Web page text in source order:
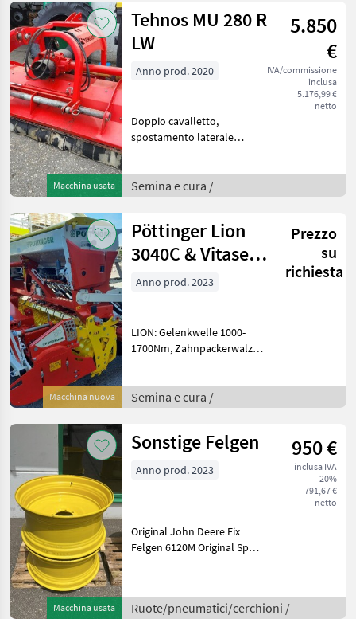
Macchina usata
Tehnos MU 280 R
LW
5.850
€
IVA/commissione
inclusa
5.176,99 €
netto
Anno prod. 2020
Doppio cavalletto,
spostamento laterale
gomma, 750 giri/min,
martelli Tipo di martello:
Semina e cura /
Macchina nuova
Pöttinger Lion
3040C & Vitasem
M3000DD
Prezzo
su
richiesta
Anno prod. 2023
LION: Gelenkwelle 1000-
1700Nm, Zahnpackerwalze
Oberlenker ---- VITASEM:
Doppelscheibenschare 24
Semina e cura /
Macchina usata
Sonstige Felgen 950 €
inclusa IVA
20%
791,67 €
netto
Anno prod. 2023
Original John Deere Fix
Felgen 6120M Original Spur
----- PRIVATVERKAUF
Ruote/pneumatici/cerchioni
Ruote/pneumatici/cerchioni /